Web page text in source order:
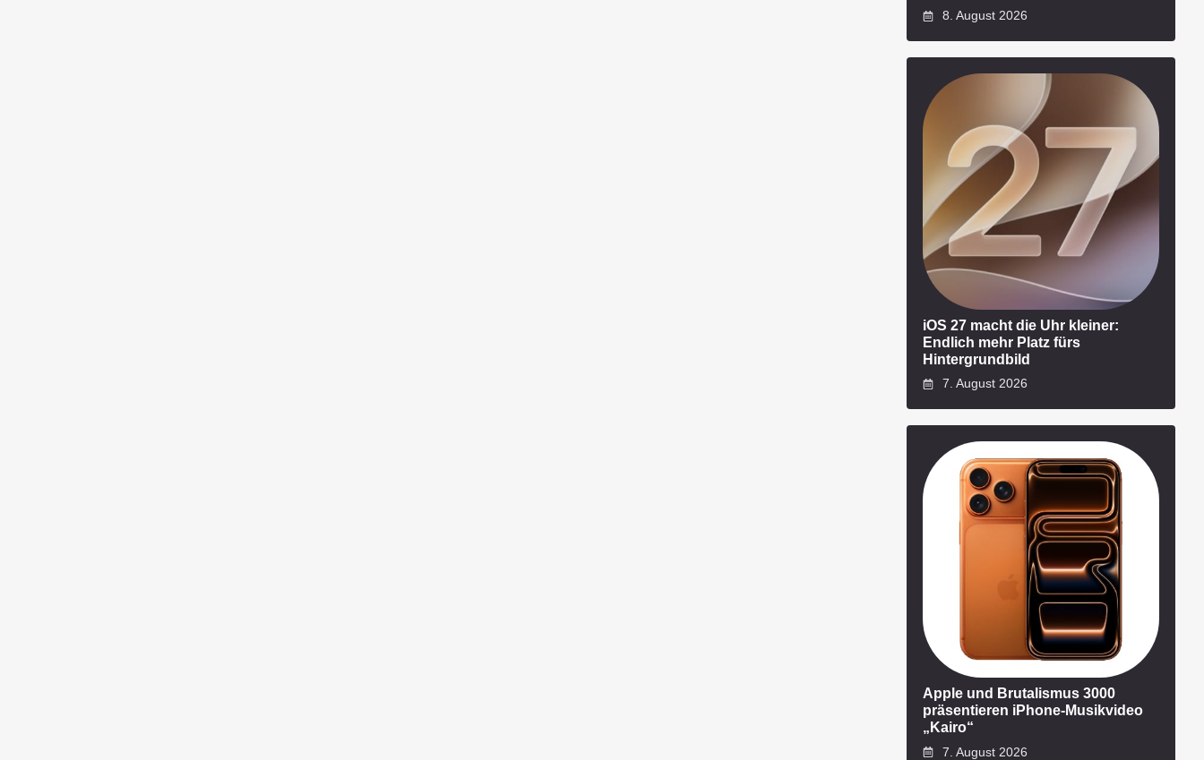
8. August 2026
iOS 27 macht die Uhr kleiner:
Endlich mehr Platz fürs
Hintergrundbild
7. August 2026
Apple und Brutalismus 3000
präsentieren iPhone-Musikvideo
„Kairo“
7. August 2026